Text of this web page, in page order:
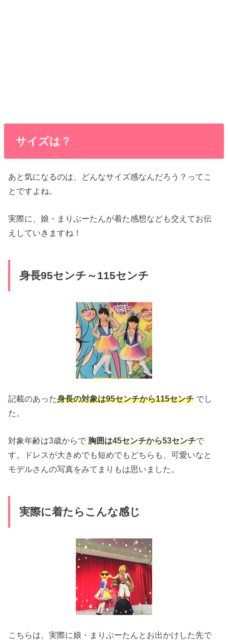
サイズは？
あと気になるのは、どんなサイズ感なんだろう？ってこ
とですよね。
実際に、娘・まりぶーたんが着た感想なども交えてお伝
えしていきますね！
身長95センチ～115センチ
記載のあった身長の対象は95センチから115センチ でし
た。
対象年齢は3歳からで 胸囲は45センチから53センチで
す。ドレスが大きめでも短めでもどちらも、可愛いなと
モデルさんの写真をみてまりもは思いました。
実際に着たらこんな感じ
こちらは、実際に娘・まりぶーたんとお出かけした先で